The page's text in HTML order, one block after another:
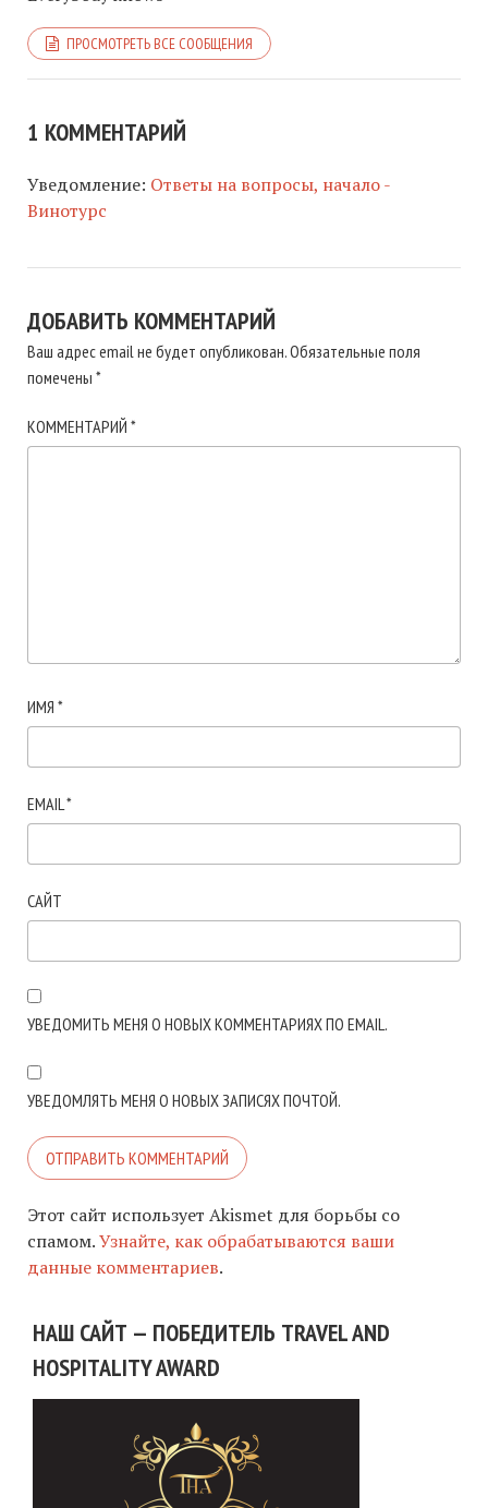
ПРОСМОТРЕТЬ ВСЕ СООБЩЕНИЯ
1 КОММЕНТАРИЙ
Уведомление: Ответы на вопросы, начало -
Винотурс
ДОБАВИТЬ КОММЕНТАРИЙ
Ваш адрес email не будет опубликован.Обязательные поля
помечены *
КОММЕНТАРИЙ *
ИМЯ *
EMAIL*
САЙТ
УВЕДОМИТЬ МЕНЯ О НОВЫХ КОММЕНТАРИЯХ ПО EMAIL.
УВЕДОМЛЯТЬ МЕНЯ О НОВЫХ ЗАПИСЯХ ПОЧТОЙ.
Этот сайт использует Akismet для борьбы со
спамом.Узнайте, как обрабатываются ваши
данные комментариев.
НАШ САЙТ — ПОБЕДИТЕЛЬ TRAVEL AND
HOSPITALITY AWARD